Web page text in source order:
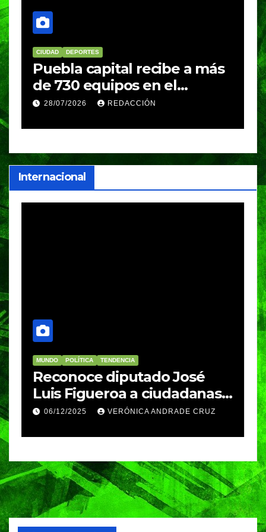
CIUDAD DEPORTES
Puebla capital recibe a más
de 730 equipos en el
Festival Máster de Voleibol
28/07/2026 REDACCIÓN
Internacional
MUNDO POLÍTICA TENDENCIA
Reconoce diputado José
Luis Figueroa a ciudadanas y
ciudadanos que
06/12/2025 VERÓNICA ANDRADE CRUZ